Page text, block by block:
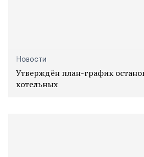
Новости
Утверждён план-график
котельных